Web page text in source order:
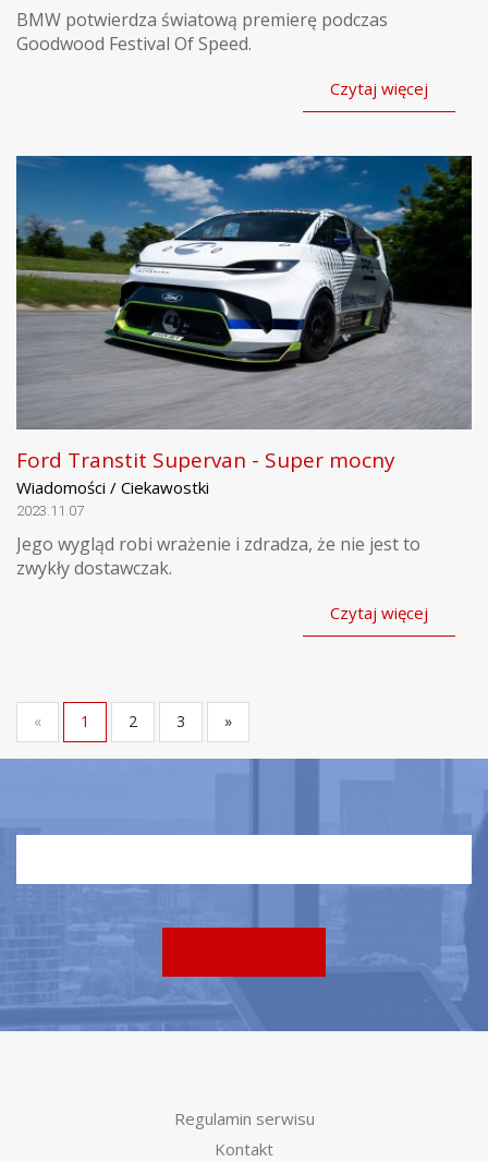
BMW potwierdza światową premierę podczas
Goodwood Festival Of Speed.
Czytaj więcej
Ford Transtit Supervan - Super mocny
Wiadomości / Ciekawostki
2023.11.07
Jego wygląd robi wrażenie i zdradza, że nie jest to
zwykły dostawczak.
Czytaj więcej
« 1 2 3 »
Regulamin serwisu
Kontakt